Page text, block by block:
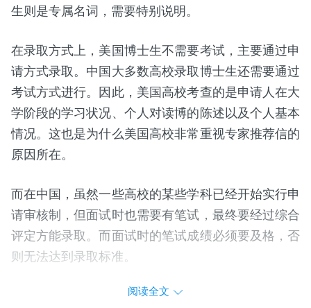
生则是专属名词，需要特别说明。
在录取方式上，美国博士生不需要考试，主要通过申
请方式录取。中国大多数高校录取博士生还需要通过
考试方式进行。因此，美国高校考查的是申请人在大
学阶段的学习状况、个人对读博的陈述以及个人基本
情况。这也是为什么美国高校非常重视专家推荐信的
原因所在。
而在中国，虽然一些高校的某些学科已经开始实行申
请审核制，但面试时也需要有笔试，最终要经过综合
评定方能录取。而面试时的笔试成绩必须要及格，否
则无法达到录取标准。
在人员组成上，很多美国博士生都是从本科生到博士
阅读全文